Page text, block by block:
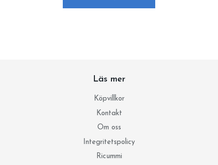
Läs mer
Köpvillkor
Kontakt
Om oss
Integritetspolicy
Ricummi